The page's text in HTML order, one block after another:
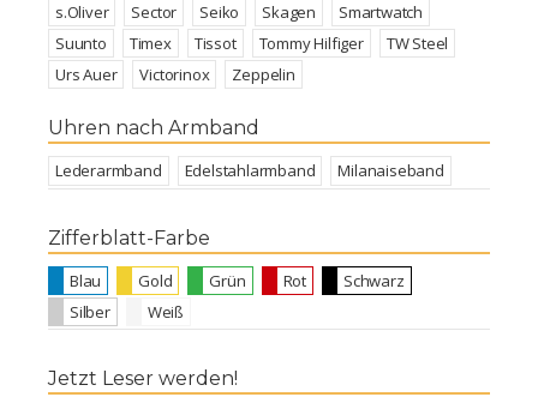
s.Oliver
Sector Seiko Skagen
Smartwatch
Suunto
Timex Tissot Tommy Hilfiger
TW Steel
Urs Auer
Victorinox Zeppelin
Uhren nach Armband
Lederarmband Edelstahlarmband Milanaiseband
Zifferblatt-Farbe
Blau Gold Grün Rot
Schwarz
Silber
Weiß
Jetzt Leser werden!